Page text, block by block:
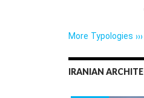
More Typologies ›››
IRANIAN